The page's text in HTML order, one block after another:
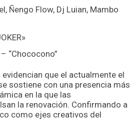
Ñengo Flow, Dj Luian, Mambo
“Chococono”
que el actualmente el
sostiene con una presencia más
en la que las
la renovación. Confirmando a
como ejes creativos del